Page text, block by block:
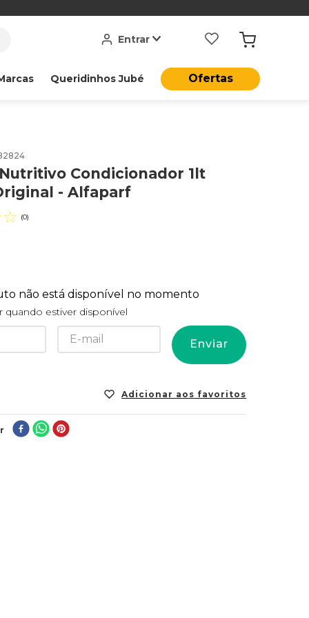
Entrar
Queridinhos Jubé Ofertas
Condicionador 1lt
- Alfaparf
☆ (0)
não está disponível no momento
quando estiver disponível
Enviar